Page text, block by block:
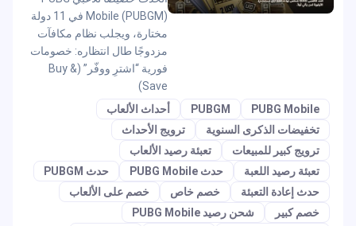
Mobile (PUBGM) في 11 دولة
مختارة، ويجلب نظام مكافآت
مزدوجًا طال انتظاره: خصومات
فورية “اشترِ ووفّر” (Buy &
Save)
PUBG Mobile
PUBGM
أحداث الألعاب
تخفيضات الذكرى السنوية
ترويج الأحداث
ترويج كبير للمبيعات
تعبئة رصيد الألعاب
تعبئة رصيد اللعبة
حدث PUBG Mobile
حدث PUBGM
حدث إعادة التعبئة
خصم خاص
خصم على الألعاب
خصم كبير
شحن رصيد PUBG Mobile